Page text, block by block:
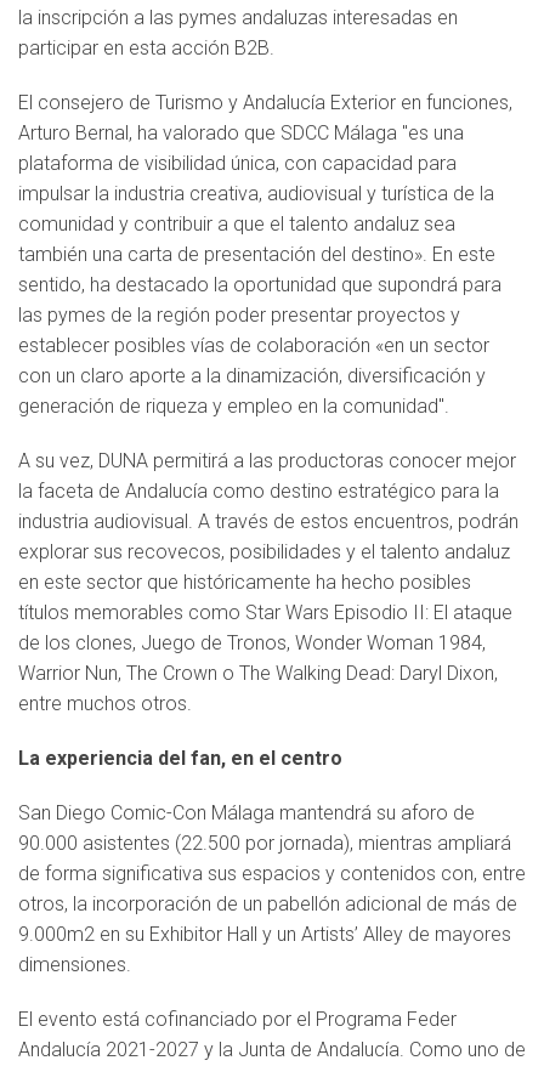
la inscripción a las pymes andaluzas interesadas en
participar en esta acción B2B.
El consejero de Turismo y Andalucía Exterior en funciones,
Arturo Bernal, ha valorado que SDCC Málaga "es una
plataforma de visibilidad única, con capacidad para
impulsar la industria creativa, audiovisual y turística de la
comunidad y contribuir a que el talento andaluz sea
también una carta de presentación del destino». En este
sentido, ha destacado la oportunidad que supondrá para
las pymes de la región poder presentar proyectos y
establecer posibles vías de colaboración «en un sector
con un claro aporte a la dinamización, diversificación y
generación de riqueza y empleo en la comunidad".
A su vez, DUNA permitirá a las productoras conocer mejor
la faceta de Andalucía como destino estratégico para la
industria audiovisual. A través de estos encuentros, podrán
explorar sus recovecos, posibilidades y el talento andaluz
en este sector que históricamente ha hecho posibles
títulos memorables como Star Wars Episodio II: El ataque
de los clones, Juego de Tronos, Wonder Woman 1984,
Warrior Nun, The Crown o The Walking Dead: Daryl Dixon,
entre muchos otros.
La experiencia del fan, en el centro
San Diego Comic-Con Málaga mantendrá su aforo de
90.000 asistentes (22.500 por jornada), mientras ampliará
de forma significativa sus espacios y contenidos con, entre
otros, la incorporación de un pabellón adicional de más de
9.000m2 en su Exhibitor Hall y un Artists’ Alley de mayores
dimensiones.
El evento está cofinanciado por el Programa Feder
Andalucía 2021-2027 y la Junta de Andalucía. Como uno de